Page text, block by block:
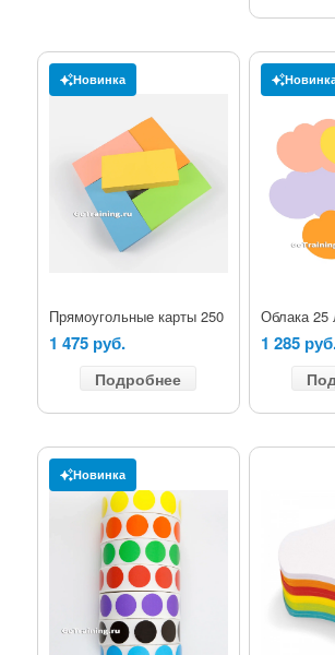
Новинка
Прямоугольные карты 250
1 475 руб.
Подробнее
Облака 25
1 285
Новинка